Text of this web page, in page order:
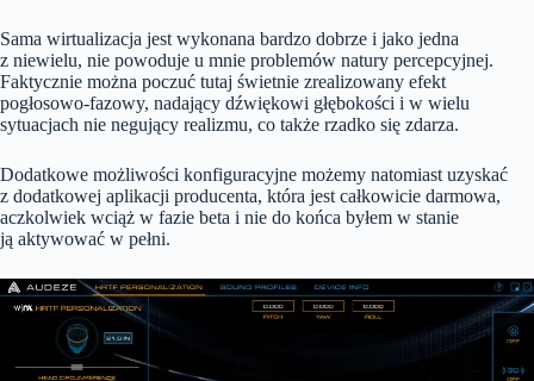
Sama wirtualizacja jest wykonana bardzo dobrze i jako jedna
z niewielu, nie powoduje u mnie problemów natury percepcyjnej.
Faktycznie można poczuć tutaj świetnie zrealizowany efekt
pogłosowo-fazowy, nadający dźwiękowi głębokości i w wielu
sytuacjach nie negujący realizmu, co także rzadko się zdarza.
Dodatkowe możliwości konfiguracyjne możemy natomiast uzyskać
z dodatkowej aplikacji producenta, która jest całkowicie darmowa,
aczkolwiek wciąż w fazie beta i nie do końca byłem w stanie
ją aktywować w pełni.